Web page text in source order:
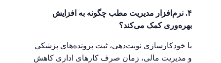
۴. نرم‌افزار مدیریت مطب چگونه به افزایش
بهره‌وری کمک می‌کند؟
با خودکارسازی نوبت‌دهی، ثبت پرونده‌های پزشکی
و مدیریت مالی، زمان صرف کارهای اداری کاهش